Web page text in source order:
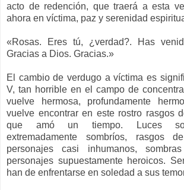
acto de redención, que traerá a esta
ahora en víctima, paz y serenidad
«Rosas. Eres tú, ¿verdad?. Has
Gracias a Dios. Gracias.»
El cambio de verdugo a víctima es
V, tan horrible en el campo de
vuelve hermosa, profundamente
vuelve encontrar en este rostro rasgos
que amó un tiempo. Luces
extremadamente sombríos, rasgos
personajes casi inhumanos,
personajes supuestamente heroicos.
han de enfrentarse en soledad a sus